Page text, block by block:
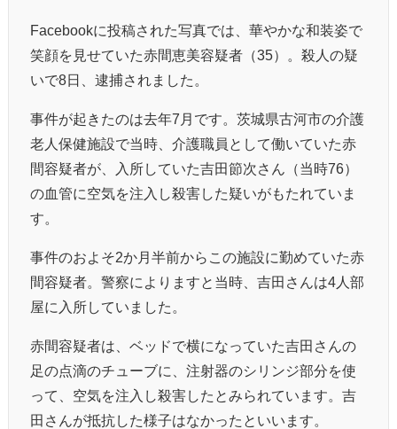
Facebookに投稿された写真では、華やかな和装姿で
笑顔を見せていた赤間恵美容疑者（35）。殺人の疑
いで8日、逮捕されました。
事件が起きたのは去年7月です。茨城県古河市の介護
老人保健施設で当時、介護職員として働いていた赤
間容疑者が、入所していた吉田節次さん（当時76）
の血管に空気を注入し殺害した疑いがもたれていま
す。
事件のおよそ2か月半前からこの施設に勤めていた赤
間容疑者。警察によりますと当時、吉田さんは4人部
屋に入所していました。
赤間容疑者は、ベッドで横になっていた吉田さんの
足の点滴のチューブに、注射器のシリンジ部分を使
って、空気を注入し殺害したとみられています。吉
田さんが抵抗した様子はなかったといいます。